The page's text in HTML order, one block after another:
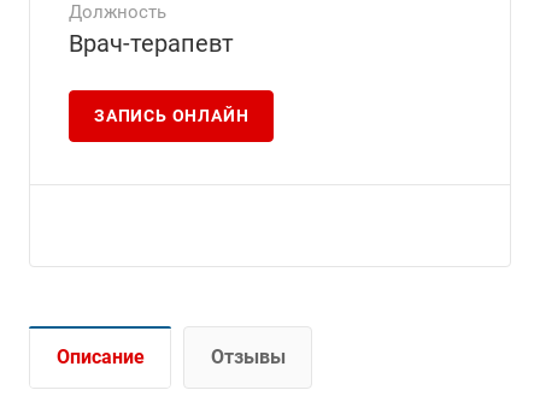
Должность
Врач-терапевт
ЗАПИСЬ ОНЛАЙН
Описание Отзывы